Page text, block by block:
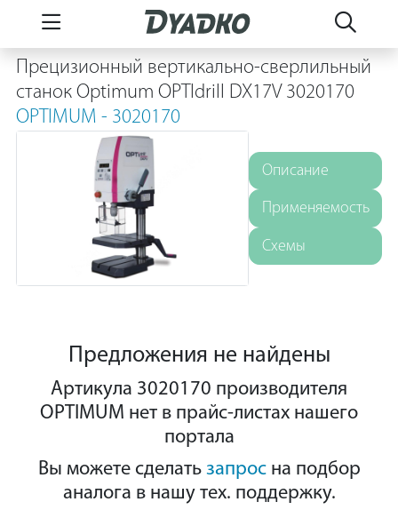
Прецизионный вертикально-сверлильный
станок Optimum OPTIdrill DX17V 3020170
OPTIMUM - 3020170
Описание
Применяемость
Схемы
Предложения не найдены
Артикула 3020170 производителя
OPTIMUM нет в прайс-листах нашего
портала
Вы можете сделать запросна подбор
аналога в нашу тех. поддержку.